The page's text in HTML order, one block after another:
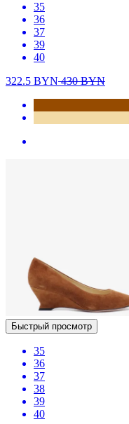
35
36
37
39
40
322.5 BYN430BYN
Быстрый просмотр
35
36
37
38
39
40